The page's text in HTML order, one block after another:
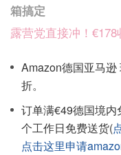
箱搞定
露营党直接冲！€178
Amazon德国亚马
折。
订单满€49德国境内
个工作日免费送货(
点击这里申请